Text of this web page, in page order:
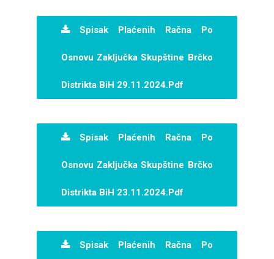
Spisak Plaćenih Račna Po
Osnovu Zaključka Skupštine Brčko
Distrikta BiH 29.11.2024.pdf
Spisak Plaćenih Račna Po
Osnovu Zaključka Skupštine Brčko
Distrikta BiH 23.11.2024.pdf
Spisak Plaćenih Račna Po